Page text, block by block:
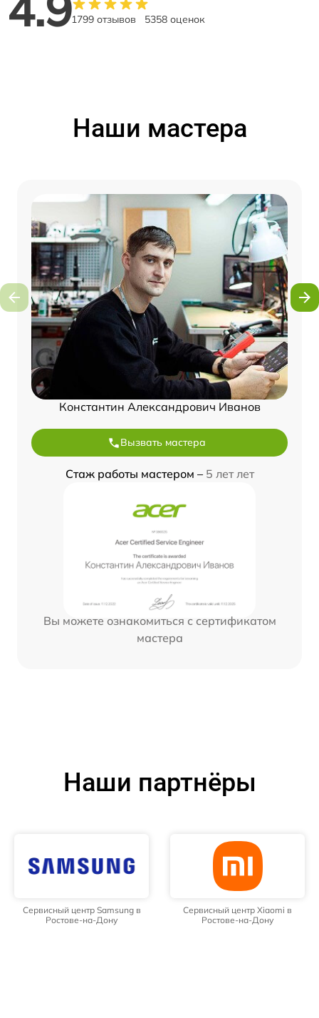
1799 отзывов 5358 оценок
Наши мастера
Константин Александрович Иванов
Вызвать мастера
Стаж работы мастером – 5 лет лет
Вы можете ознакомиться с сертификатом
мастера
Наши партнёры
Сервисный центр Samsung в
Ростове-на-Дону
Сервисный центр Xiaomi в
Ростове-на-Дону